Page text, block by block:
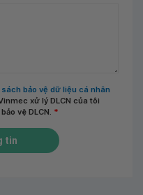
sách bảo vệ dữ liệu cá nhân
xử lý DLCN của tôi
vệ DLCN. *
tin